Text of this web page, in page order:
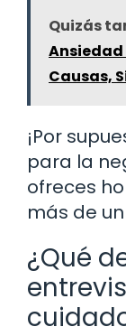
Quizás
Ansiedad
Causas,
¡Por
para la
ofreces
más de
¿Qué